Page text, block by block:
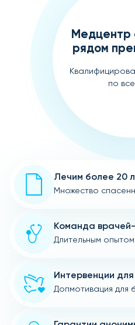
Медцентр
рядом
по
Лечим более 20
Множество
Команда
Длительным
Интервенции
Допмотивация для